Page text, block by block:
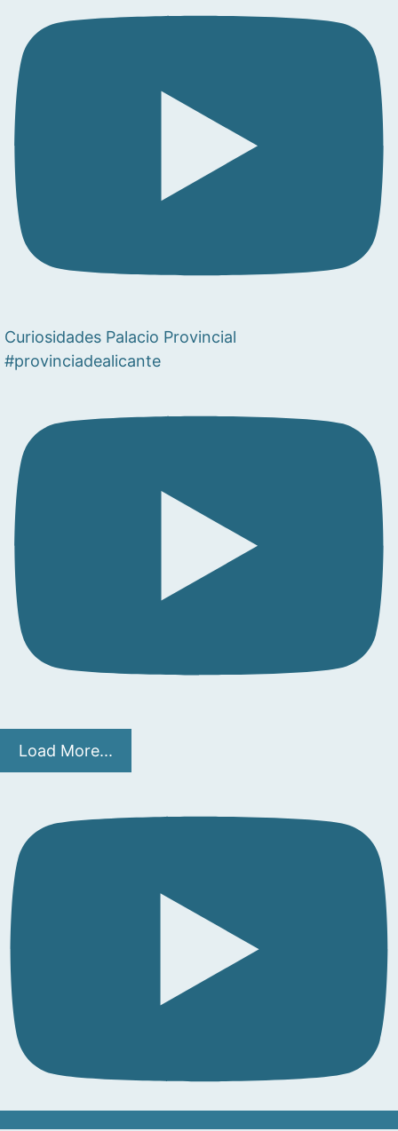
Curiosidades Palacio Provincial
#provinciadealicante
Load More...